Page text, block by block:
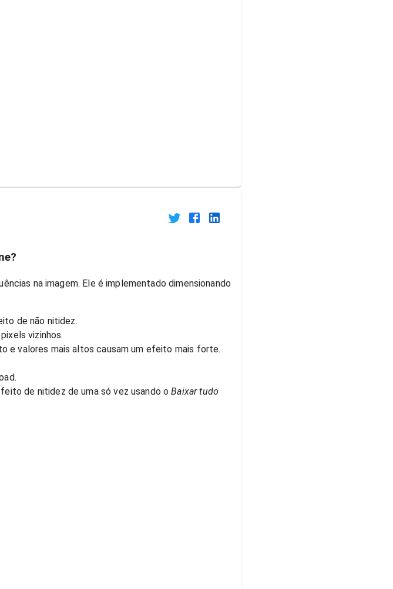
na imagem. Ele é implementado dimensionando
de não nitidez.
vizinhos.
e valores mais altos causam um efeito mais forte.
de nitidez de uma só vez usando o Baixar tudo